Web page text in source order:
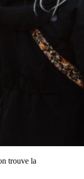
trouve la